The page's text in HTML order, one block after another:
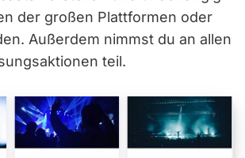
der großen Plattformen oder
Außerdem nimmst du an allen
teil.